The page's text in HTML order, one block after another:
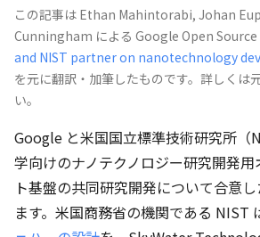
この記事は Ethan Mahintorabi, Johan
Cunningham による Google Open
and NIST partner on nanotechnology
を元に翻訳・加筆したものです。詳しくは
い。
Google と米国国立標準技術研究所（
学向けのナノテクノロジー研究開発用
ト基盤の共同研究開発について合意
ます。米国商務省の機関である NIST